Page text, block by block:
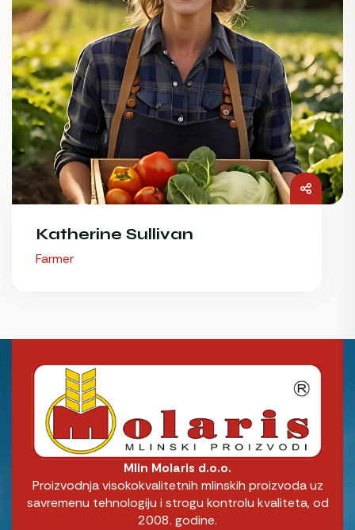
Katherine Sullivan
Farmer
Mlin Molaris d.o.o.
Proizvodnja visokokvalitetnih mlinskih proizvoda uz
savremenu tehnologiju i strogu kontrolu kvaliteta, od
2008. godine.